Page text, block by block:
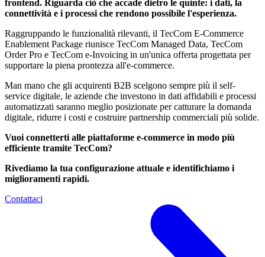
frontend. Riguarda ciò che accade dietro le quinte: i dati, la
connettività e i processi che rendono possibile l'esperienza.
Raggruppando le funzionalità rilevanti, il TecCom E-Commerce
Enablement Package riunisce TecCom Managed Data, TecCom
Order Pro e TecCom e-Invoicing in un'unica offerta progettata per
supportare la piena prontezza all'e-commerce.
Man mano che gli acquirenti B2B scelgono sempre più il self-
service digitale, le aziende che investono in dati affidabili e processi
automatizzati saranno meglio posizionate per catturare la domanda
digitale, ridurre i costi e costruire partnership commerciali più solide.
Vuoi connetterti alle piattaforme e-commerce in modo più
efficiente tramite TecCom?
Rivediamo la tua configurazione attuale e identifichiamo i
miglioramenti rapidi.
Contattaci